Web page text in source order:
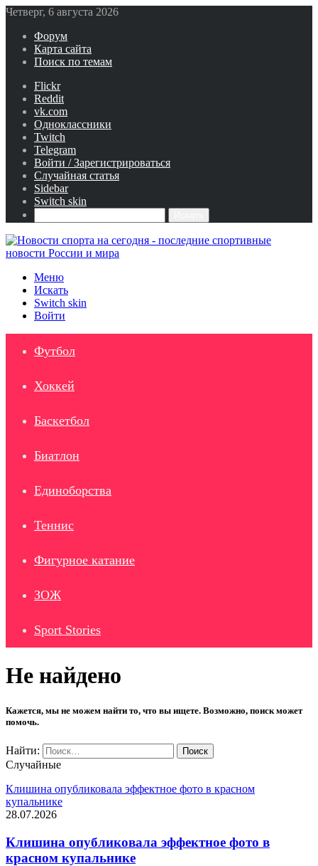
Четверг, 6 августа 2026
Форум
Карта сайта
Поиск по темам
Flickr
Reddit
vk.com
Одноклассники
Twitch
Telegram
Войти / Зарегистрироваться
Случайная статья
Sidebar
Switch skin
Меню
Искать
Switch skin
Войти
Футбол
Хоккей
Баскетбол
Биатлон
Единоборства
Теннис
Фигурное катание
ЗОЖ
Sport Stories
Не найдено
Кажется, мы не можем найти то, что вы ищете. Возможно, поиск может
помочь.
Найти:
Случайные
Клишина опубликовала эффектное фото в красном
купальнике
28.07.2026
Клишина опубликовала эффектное фото в
красном купальнике